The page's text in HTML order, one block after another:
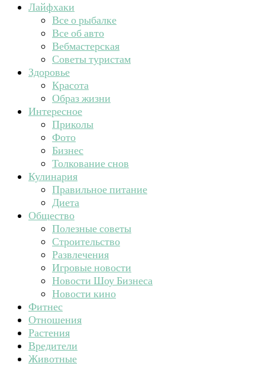
Лайфхаки
Все о рыбалке
Все об авто
Вебмастерская
Советы туристам
Здоровье
Красота
Образ жизни
Интересное
Приколы
Фото
Бизнес
Толкование снов
Кулинария
Правильное питание
Диета
Общество
Полезные советы
Строительство
Развлечения
Игровые новости
Новости Шоу Бизнеса
Новости кино
Фитнес
Отношения
Растения
Вредители
Животные